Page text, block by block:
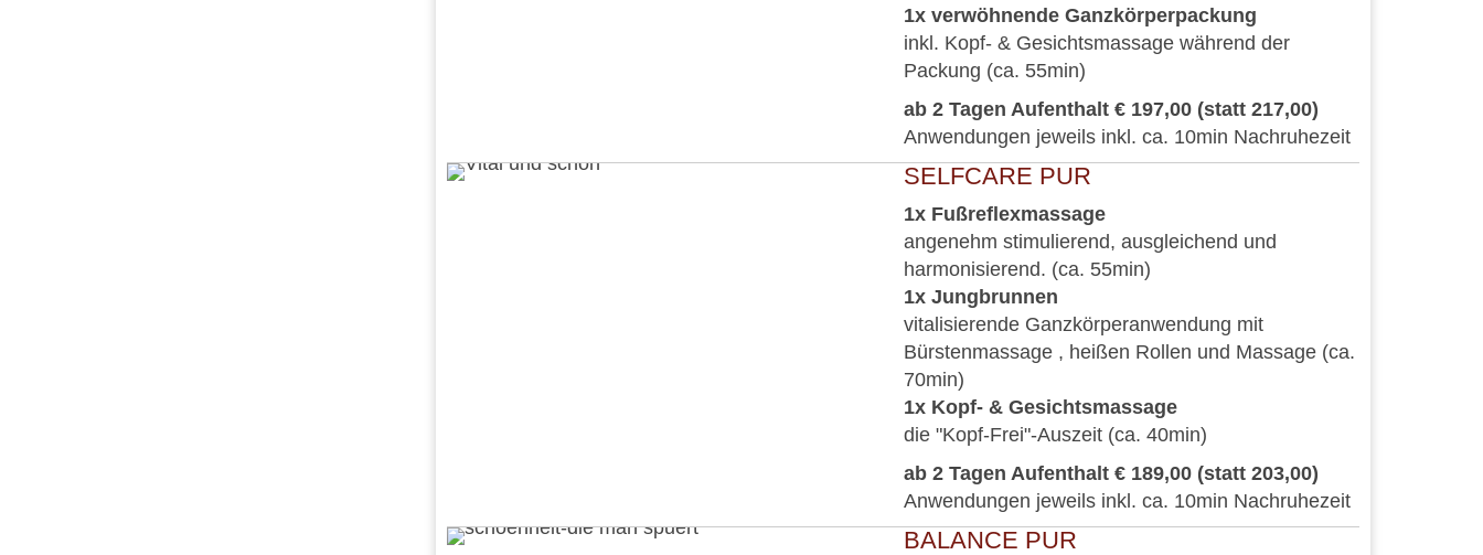
1x verwöhnende Ganzkörperpackung
inkl. Kopf- & Gesichtsmassage während der
Packung (ca. 55min)
ab 2 Tagen Aufenthalt € 197,00 (statt 217,00)
Anwendungen jeweils inkl. ca. 10min Nachruhezeit
SELFCARE PUR
1x Fußreflexmassage
angenehm stimulierend, ausgleichend und
harmonisierend. (ca. 55min)
1x Jungbrunnen
vitalisierende Ganzkörperanwendung mit
Bürstenmassage , heißen Rollen und Massage (ca.
70min)
1x Kopf- & Gesichtsmassage
die "Kopf-Frei"-Auszeit (ca. 40min)
ab 2 Tagen Aufenthalt € 189,00 (statt 203,00)
Anwendungen jeweils inkl. ca. 10min Nachruhezeit
BALANCE PUR